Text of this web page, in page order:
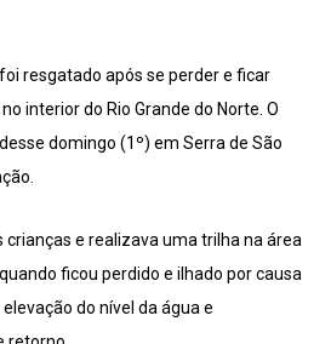
resgatado após se perder e ficar
interior do Rio Grande do Norte. O
domingo (1º) em Serra de São
e realizava uma trilha na área
ficou perdido e ilhado por causa
do nível da água e